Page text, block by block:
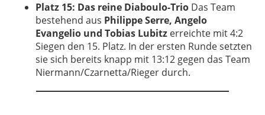
Platz 15: Das reine Diaboulo-Trio Das Team
bestehend aus Philippe Serre, Angelo
Evangelio und Tobias Lubitz erreichte mit 4:2
Siegen den 15. Platz. In der ersten Runde setzten
sie sich bereits knapp mit 13:12 gegen das Team
Niermann/Czarnetta/Rieger durch.